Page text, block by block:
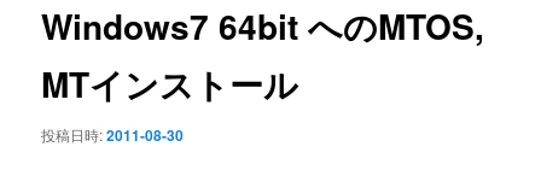
ー
ョ
Windows7 64bit へのMTOS,
MTインストール
投稿日時:2011-08-30